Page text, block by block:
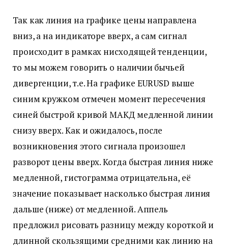
Так как линия на графике цены направлена
вниз, а на индикаторе вверх, а сам сигнал
происходит в рамках нисходящей тенденции,
то мы можем говорить о наличии бычьей
дивергенции, т.е. На графике EURUSD выше
синим кружком отмечен момент пересечения
синей быстрой кривой МАКД медленной линии
снизу вверх. Как и ожидалось, после
возникновения этого сигнала произошел
разворот цены вверх. Когда быстрая линия ниже
медленной, гистограмма отрицательна, её
значение показывает насколько быстрая линия
дальше (ниже) от медленной. Аппель
предложил рисовать разницу между короткой и
длинной скользящими средними как линию на